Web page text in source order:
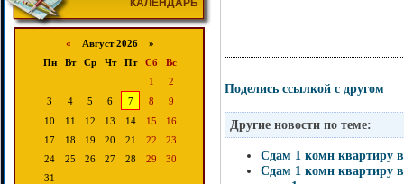
КАЛЕНДАРЬ
« Август 2026 »
Пн
Вт Ср Чт Пт Сб
Вс
1
2
3
4 5 6 7 8
9
10
11 12 13 14 15
16
17
18 19 20 21 22
23
24
25 26 27 28 29
30
31
Поделись ссылкой с другом
Другие новости по теме:
Сдам 1 комн квартиру
Сдам 1 комн квартиру